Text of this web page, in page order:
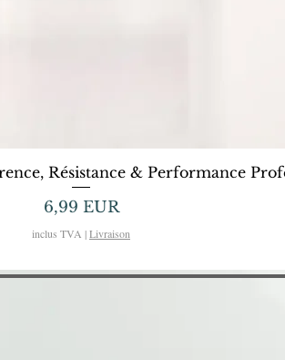
Afișare rapidă
Résistance & Performance
Preț
6,99 EUR
inclus TVA |Livraison